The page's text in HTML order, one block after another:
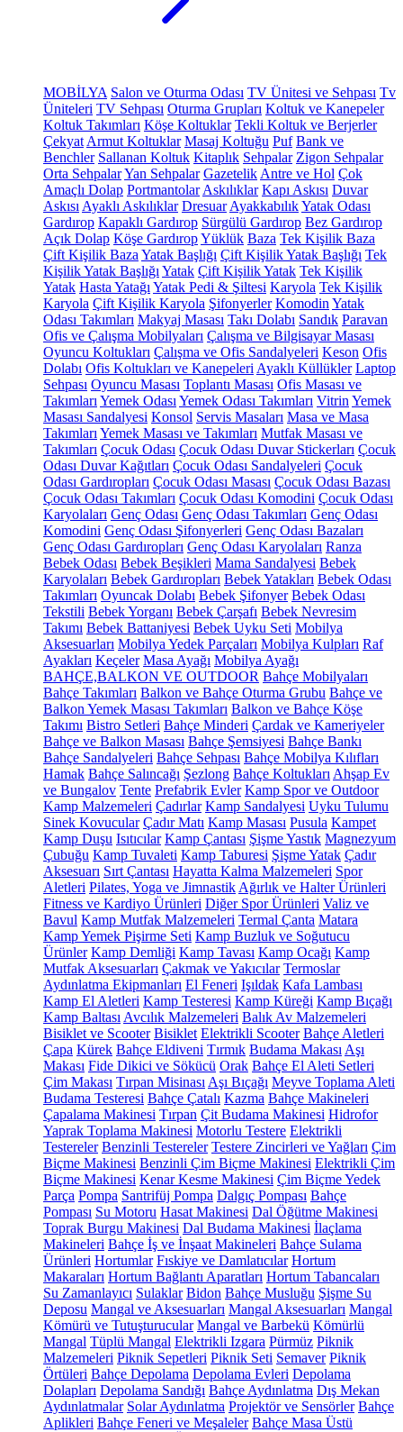
MOBİLYA Salon ve Oturma Odası TV Ünitesi ve Sehpası Tv
Üniteleri TV Sehpası Oturma Grupları Koltuk ve Kanepeler
Koltuk Takımları Köşe Koltuklar Tekli Koltuk ve Berjerler
Çekyat Armut Koltuklar Masaj Koltuğu Puf Bank ve
Benchler Sallanan Koltuk Kitaplık Sehpalar Zigon Sehpalar
Orta SehpalarYan Sehpalar Gazetelik Antre ve Hol Çok
Amaçlı Dolap Portmantolar Askılıklar Kapı Askısı Duvar
Askısı Ayaklı Askılıklar Dresuar AyakkabılıkYatak Odası
Gardırop Kapaklı Gardırop Sürgülü Gardırop Bez Gardırop
Açık Dolap Köşe GardıropYüklük Baza Tek Kişilik Baza
Çift Kişilik Baza Yatak Başlığı Çift Kişilik Yatak Başlığı Tek
Kişilik Yatak Başlığı Yatak Çift Kişilik Yatak Tek Kişilik
Yatak Hasta Yatağı Yatak Pedi & Şiltesi Karyola Tek Kişilik
Karyola Çift Kişilik Karyola Şifonyerler Komodin Yatak
Odası Takımları Makyaj Masası Takı Dolabı Sandık Paravan
Ofis ve Çalışma Mobilyaları Çalışma ve Bilgisayar Masası
Oyuncu Koltukları Çalışma ve Ofis Sandalyeleri Keson Ofis
Dolabı Ofis Koltukları ve Kanepeleri Ayaklı Küllükler Laptop
Sehpası Oyuncu Masası Toplantı Masası Ofis Masası ve
Takımları Yemek Odası Yemek Odası Takımları Vitrin Yemek
Masası Sandalyesi Konsol Servis Masaları Masa ve Masa
Takımları Yemek Masası ve Takımları Mutfak Masası ve
Takımları Çocuk Odası Çocuk Odası Duvar Stickerları Çocuk
Odası Duvar Kağıtları Çocuk Odası Sandalyeleri Çocuk
Odası Gardıropları Çocuk Odası Masası Çocuk Odası Bazası
Çocuk Odası Takımları Çocuk Odası Komodini Çocuk Odası
Karyolaları Genç Odası Genç Odası Takımları Genç Odası
Komodini Genç Odası Şifonyerleri Genç Odası Bazaları
Genç Odası Gardıropları Genç Odası Karyolaları Ranza
Bebek Odası Bebek Beşikleri Mama Sandalyesi Bebek
Karyolaları Bebek Gardıropları Bebek Yatakları Bebek Odası
Takımları Oyuncak Dolabı Bebek Şifonyer Bebek Odası
Tekstili Bebek Yorganı Bebek Çarşafı Bebek Nevresim
Takımı Bebek Battaniyesi Bebek Uyku Seti Mobilya
Aksesuarları Mobilya Yedek Parçaları Mobilya Kulpları Raf
Ayakları Keçeler Masa Ayağı Mobilya Ayağı
BAHÇE,BALKON VE OUTDOOR Bahçe Mobilyaları
Bahçe Takımları Balkon ve Bahçe Oturma Grubu Bahçe ve
Balkon Yemek Masası Takımları Balkon ve Bahçe Köşe
Takımı Bistro Setleri Bahçe Minderi Çardak ve Kameriyeler
Bahçe ve Balkon Masası Bahçe Şemsiyesi Bahçe Bankı
Bahçe Sandalyeleri Bahçe Sehpası Bahçe Mobilya Kılıfları
Hamak Bahçe Salıncağı Şezlong Bahçe Koltukları Ahşap Ev
ve Bungalov Tente Prefabrik Evler Kamp Spor ve Outdoor
Kamp Malzemeleri Çadırlar Kamp Sandalyesi Uyku Tulumu
Sinek Kovucular Çadır Matı Kamp Masası Pusula Kampet
Kamp Duşu Isıtıcılar Kamp Çantası Şişme Yastık Magnezyum
Çubuğu Kamp Tuvaleti Kamp Taburesi Şişme Yatak Çadır
Aksesuarı Sırt Çantası Hayatta Kalma Malzemeleri Spor
Aletleri Pilates, Yoga ve Jimnastik Ağırlık ve Halter Ürünleri
Fitness ve Kardiyo Ürünleri Diğer Spor Ürünleri Valiz ve
Bavul Kamp Mutfak Malzemeleri Termal Çanta Matara
Kamp Yemek Pişirme Seti Kamp Buzluk ve Soğutucu
Ürünler Kamp Demliği Kamp Tavası Kamp Ocağı Kamp
Mutfak Aksesuarları Çakmak ve Yakıcılar Termoslar
Aydınlatma Ekipmanları El Feneri Işıldak Kafa Lambası
Kamp El Aletleri Kamp Testeresi Kamp Küreği Kamp Bıçağı
Kamp Baltası Avcılık Malzemeleri Balık Av Malzemeleri
Bisiklet ve Scooter Bisiklet Elektrikli Scooter Bahçe Aletleri
Çapa Kürek Bahçe Eldiveni Tırmık Budama Makası Aşı
Makası Fide Dikici ve Sökücü Orak Bahçe El Aleti Setleri
Çim Makası Tırpan Misinası Aşı Bıçağı Meyve Toplama Aleti
Budama Testeresi Bahçe Çatalı Kazma Bahçe Makineleri
Çapalama Makinesi Tırpan Çit Budama Makinesi Hidrofor
Yaprak Toplama Makinesi Motorlu Testere Elektrikli
Testereler Benzinli Testereler Testere Zincirleri ve Yağları Çim
Biçme Makinesi Benzinli Çim Biçme Makinesi Elektrikli Çim
Biçme Makinesi Kenar Kesme Makinesi Çim Biçme Yedek
Parça Pompa Santrifüj Pompa Dalgıç Pompası Bahçe
Pompası Su Motoru Hasat Makinesi Dal Öğütme Makinesi
Toprak Burgu Makinesi Dal Budama Makinesi İlaçlama
Makineleri Bahçe İş ve İnşaat Makineleri Bahçe Sulama
Ürünleri Hortumlar Fıskiye ve Damlatıcılar Hortum
Makaraları Hortum Bağlantı Aparatları Hortum Tabancaları
Su Zamanlayıcı Sulaklar Bidon Bahçe Musluğu Şişme Su
Deposu Mangal ve Aksesuarları Mangal Aksesuarları Mangal
Kömürü ve Tutuşturucular Mangal ve Barbekü Kömürlü
Mangal Tüplü Mangal Elektrikli Izgara Pürmüz Piknik
Malzemeleri Piknik Sepetleri Piknik Seti Semaver Piknik
Örtüleri Bahçe Depolama Depolama Evleri Depolama
Dolapları Depolama Sandığı Bahçe Aydınlatma Dış Mekan
Aydınlatmalar Solar Aydınlatma Projektör ve Sensörler Bahçe
Aplikleri Bahçe Feneri ve Meşaleler Bahçe Masa Üstü